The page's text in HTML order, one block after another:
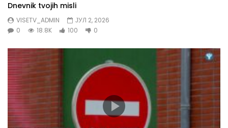
Dnevnik tvojih misli
VISETV_ADMIN
ЈУЛ 2, 2026
0
18.8K 100 0